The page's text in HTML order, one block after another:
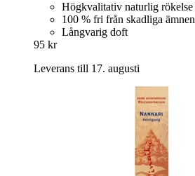
Högkvalitativ naturlig rökelse
100 % fri från skadliga ämnen
Långvarig doft
95 kr
Leverans till 17. augusti